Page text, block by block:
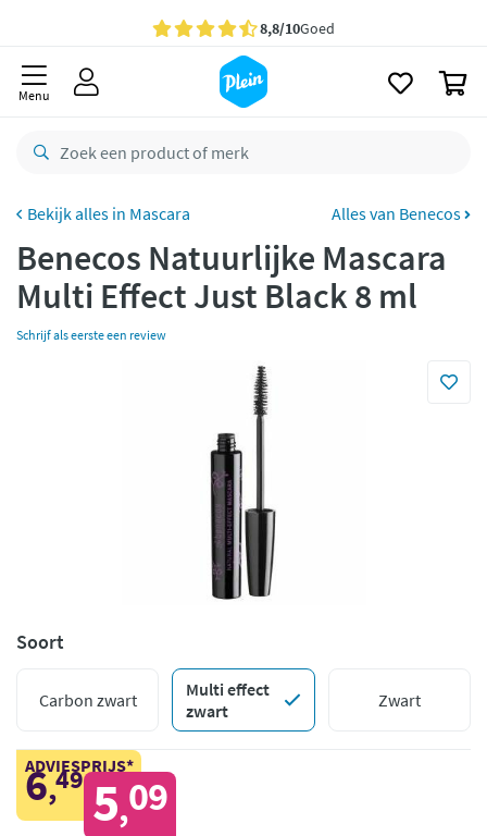
Gratisbezorging vanaf 35,- *
Bestelling uiterlijkmaandag
retourneren
Betaal met Klarna
Menu
Mascara Alles van Benecos
Benecos Natuurlijke Mascara
Multi Effect Just Black 8 ml
Schrijf als eerste een review
Soort
Carbon zwart
Multi effect
zwart
Zwart
ADVIESPRIJS*
6,49 5,09